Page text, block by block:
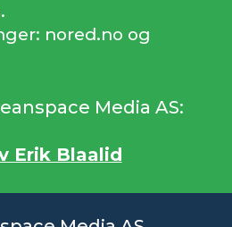
nored.no og
Media AS:
Erik Blaalid